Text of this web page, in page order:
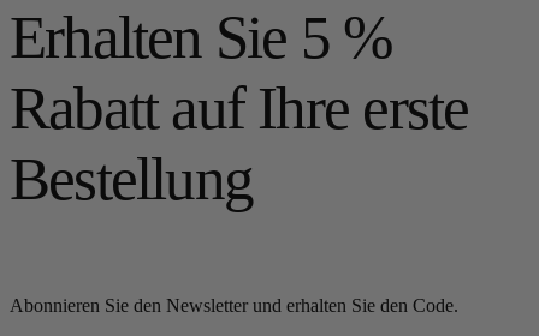
Erhalten Sie 5 %
Rabatt auf Ihre erste
Bestellung
Abonnieren Sie den Newsletter und erhalten Sie den Code.